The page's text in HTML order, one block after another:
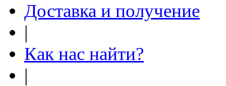
Доставка и получение
|
Как нас найти?
|